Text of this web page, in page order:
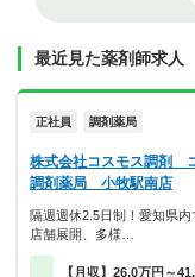
最近見た薬剤師求人
正社員 調剤薬局
株式会社コスモス調剤
調剤薬局 小牧駅南店
隔週週休2.5日制！愛知県内
店舗展開、多様…
【月収】26.0万円～